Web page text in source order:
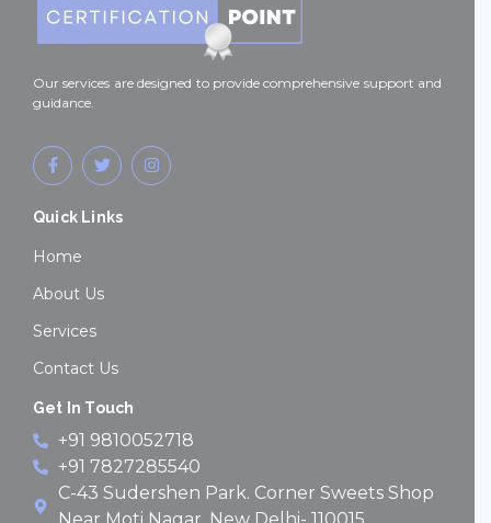
Our services are designed to provide comprehensive support and
guidance.
F
a
c
b
o
k
f
T
w
i
t
I
n
s
Quick Links
Home
About Us
Services
Contact Us
Get In Touch
+91 9810052718
+91 7827285540
C-43 Sudershen Park. Corner Sweets Shop